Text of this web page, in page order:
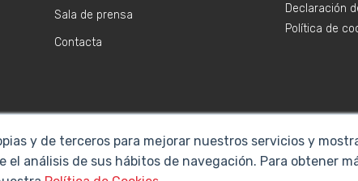
y de terceros para mejorar nuestros servicios y
el análisis de sus hábitos de navegación. Para obtener
Sala de prensa
Contacta
Declaración
Política de